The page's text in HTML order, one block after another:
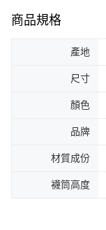
商品規格
產地
尺寸
顏色
品牌
材質成份
襪筒高度